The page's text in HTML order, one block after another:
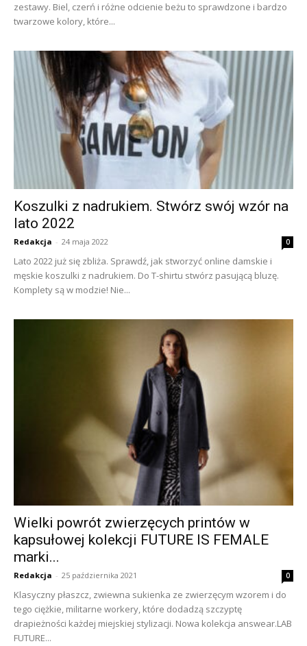
zestawy. Biel, czerń i różne odcienie beżu to sprawdzone i bardzo
twarzowe kolory, które...
Koszulki z nadrukiem. Stwórz swój wzór na
lato 2022
Redakcja - 24 maja 2022 0
Lato 2022 już się zbliża. Sprawdź, jak stworzyć online damskie i
męskie koszulki z nadrukiem. Do T-shirtu stwórz pasującą bluzę.
Komplety są w modzie! Nie...
Wielki powrót zwierzęcych printów w
kapsułowej kolekcji FUTURE IS FEMALE
marki...
Redakcja - 25 października 2021 0
Klasyczny płaszcz, zwiewna sukienka ze zwierzęcym wzorem i do
tego ciężkie, militarne workery, które dodadzą szczyptę
drapieżności każdej miejskiej stylizacji. Nowa kolekcja answear.LAB
FUTURE...